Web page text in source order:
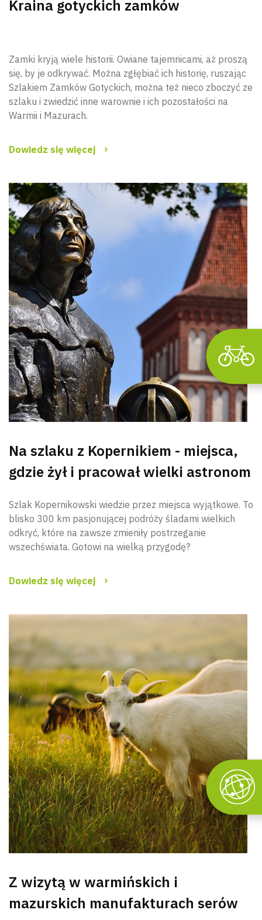
Kraina gotyckich zamków
Zamki kryją wiele historii. Owiane tajemnicami, aż proszą
się, by je odkrywać. Można zgłębiać ich historię, ruszając
Szlakiem Zamków Gotyckich, można też nieco zboczyć ze
szlaku i zwiedzić inne warownie i ich pozostałości na
Warmii i Mazurach.
Dowiedz się więcej
Na szlaku z Kopernikiem - miejsca,
gdzie żył i pracował wielki astronom
Szlak Kopernikowski wiedzie przez miejsca wyjątkowe. To
blisko 300 km pasjonującej podróży śladami wielkich
odkryć, które na zawsze zmieniły postrzeganie
wszechświata. Gotowi na wielką przygodę?
Dowiedz się więcej
Z wizytą w warmińskich i
mazurskich manufakturach serów